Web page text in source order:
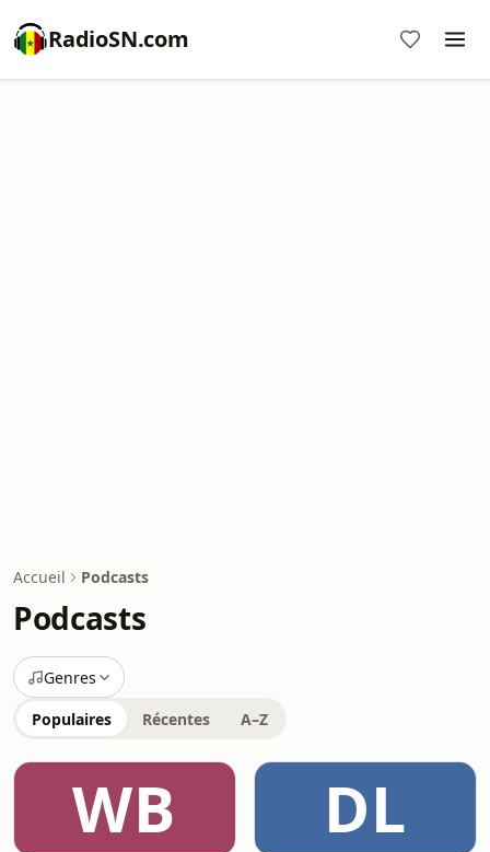
RadioSN.com
Accueil Podcasts
Podcasts
Genres
Populaires Récentes A–Z
WB DL